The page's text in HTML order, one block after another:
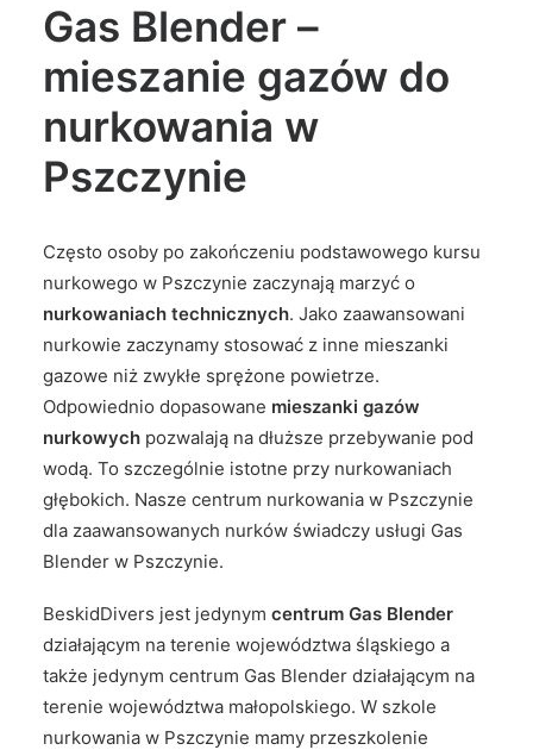
Gas Blender –
mieszanie gazów do
nurkowania w
Pszczynie
Często osoby po zakończeniu podstawowego kursu
nurkowego w Pszczynie zaczynają marzyć o
nurkowaniach technicznych. Jako zaawansowani
nurkowie zaczynamy stosować z inne mieszanki
gazowe niż zwykłe sprężone powietrze.
Odpowiednio dopasowane mieszanki gazów
nurkowych pozwalają na dłuższe przebywanie pod
wodą. To szczególnie istotne przy nurkowaniach
głębokich. Nasze centrum nurkowania w Pszczynie
dla zaawansowanych nurków świadczy usługi Gas
Blender w Pszczynie.
BeskidDivers jest jedynym centrum Gas Blender
działającym na terenie województwa śląskiego a
także jedynym centrum Gas Blender działającym na
terenie województwa małopolskiego. W szkole
nurkowania w Pszczynie mamy przeszkolenie